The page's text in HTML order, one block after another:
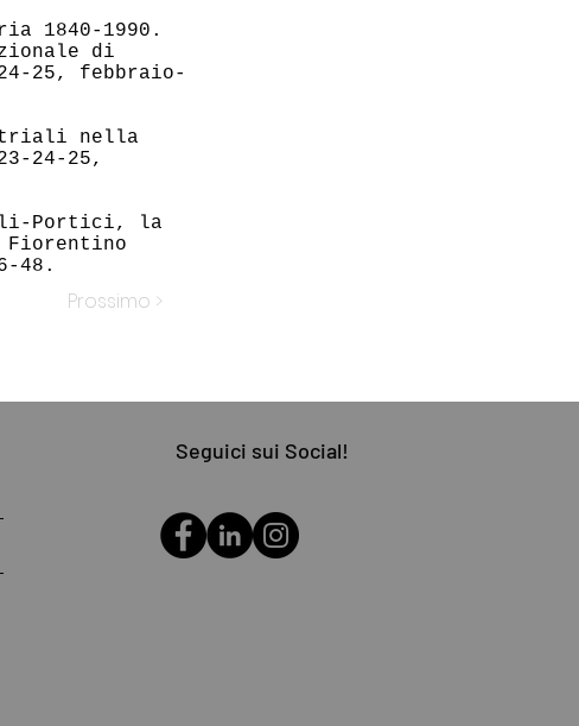
1840-1990.
di
25, febbraio-
nella
24-25,
Portici, la
48.
Prossimo >
Seguici sui Social!